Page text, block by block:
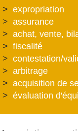
expropriation
assurance
achat, vente,
fiscalité
contestation/
arbitrage
acquisition de
évaluation